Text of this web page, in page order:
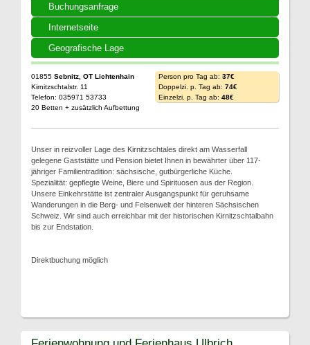
Buchungsanfrage
Internetseite
Geografische Lage
01855 Sebnitz, OT Lichtenhain
Kirnitzschtalstr. 11
Telefon: 035971 53733
20 Betten + zusätzlich Aufbettung
Person pro Tag ab: 37€
Doppelzi. p. Tag ab: 74€
Einzelzi. p. Tag ab: 48€
Unser in reizvoller Lage des Kirnitzschtales direkt am Wasserfall
gelegene Gaststätte und Pension bietet Ihnen in bewährter über 117-
jähriger Familientradition: sächsische, gutbürgerliche Küche.
Spezialität: gepflegte Weine, Biere und Spirituosen aus der Region.
Unsere Einkehrstätte ist zentraler Ausgangspunkt für geruhsame
Wanderungen in die Berg- und Felsenwelt der hinteren Sächsischen
Schweiz. Wir sind auch erreichbar mit der historischen Kirnitzschtalbahn
bis zur Endstation.
Direktbuchung möglich